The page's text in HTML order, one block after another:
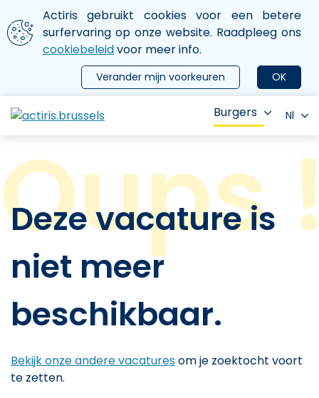
Aller au contenu principal
We gebruiken cookies
Actiris gebruikt cookies voor een betere
surfervaring op onze website. Raadpleeg ons
cookiebeleidvoor meer info.
OK
Verander mijn voorkeuren
le menu
Burgers Nl
Deze vacature is
niet meer
beschikbaar.
Bekijk onze andere vacaturesom je zoektocht voort
te zetten.